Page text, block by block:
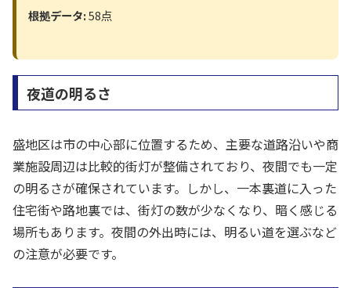
根拠データ:58点
夜道の明るさ
盛地区は市の中心部に位置するため、主要な道路沿いや商
業施設周辺は比較的街灯が整備されており、夜間でも一定
の明るさが確保されています。しかし、一本裏道に入った
住宅街や路地裏では、街灯の数が少なくなり、暗く感じる
場所もあります。夜間の外出時には、明るい道を選ぶなど
の注意が必要です。